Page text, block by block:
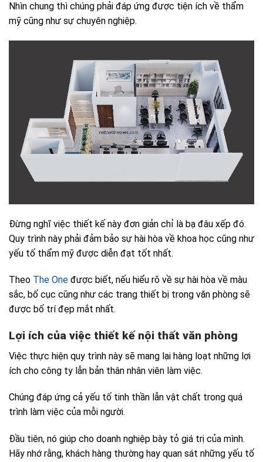
Nhìn chung thì chúng phải đáp ứng được tiện ích về thẩm
mỹ cũng như sự chuyên nghiệp.
Đừng nghĩ việc thiết kế này đơn giản chỉ là bạ đâu xếp đó.
Quy trình này phải đảm bảo sự hài hòa về khoa học cũng như
yếu tố thẩm mỹ được diễn đạt tốt nhất.
Theo The One được biết, nếu hiểu rõ về sự hài hòa về màu
sắc, bố cục cũng như các trang thiết bị trong văn phòng sẽ
được bố trí đẹp mắt nhất.
Lợi ích của việc thiết kế nội thất văn phòng
Việc thực hiện quy trình này sẽ mang lại hàng loạt những lợi
ích cho công ty lẫn bản thân nhân viên làm việc.
Chúng đáp ứng cả yếu tố tinh thần lẫn vật chất trong quá
trình làm việc của mỗi người.
Đầu tiên, nó giúp cho doanh nghiệp bày tỏ giá trị của mình.
Hãy nhớ rằng, khách hàng thường hay quan sát những yếu tố